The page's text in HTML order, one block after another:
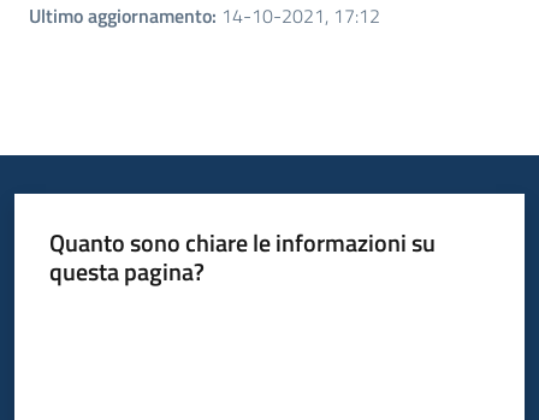
Ultimo aggiornamento: 14-10-2021, 17:12
Quanto sono chiare le informazioni su
questa pagina?